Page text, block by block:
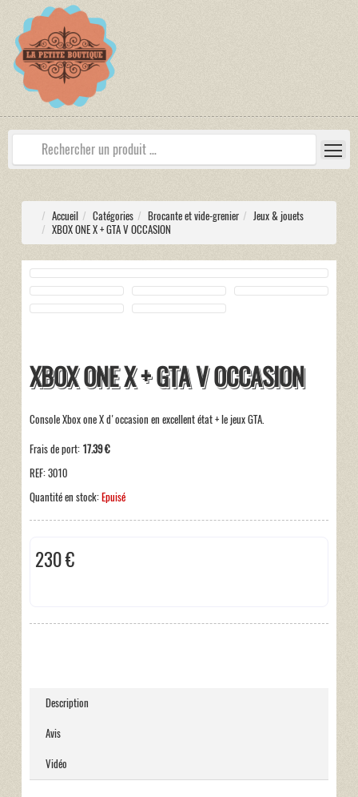
Accueil Catégories Brocante et vide-grenier
Jeux & jouets
XBOX ONE X + GTA V OCCASION
XBOX ONE X + GTA V OCCASION
Console Xbox one X d'occasion en excellent état + le jeux GTA.
Frais de port: 17.39 €
REF:3010
Quantité en stock:Epuisé
230 €
Description
Avis
Vidéo